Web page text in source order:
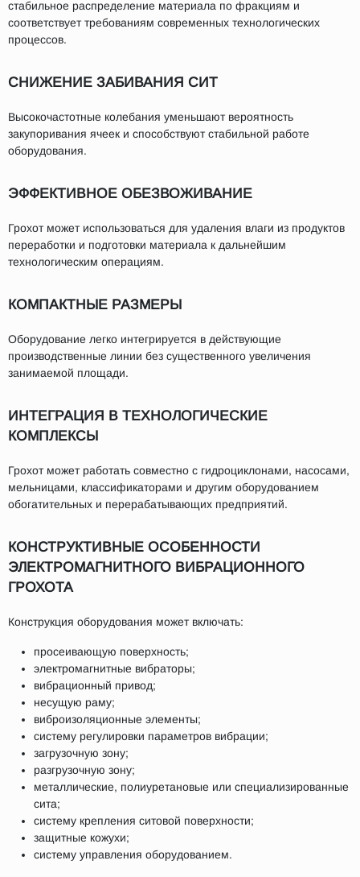
стабильное распределение материала по фракциям и
соответствует требованиям современных технологических
процессов.
СНИЖЕНИЕ ЗАБИВАНИЯ СИТ
Высокочастотные колебания уменьшают вероятность
закупоривания ячеек и способствуют стабильной работе
оборудования.
ЭФФЕКТИВНОЕ ОБЕЗВОЖИВАНИЕ
Грохот может использоваться для удаления влаги из продуктов
переработки и подготовки материала к дальнейшим
технологическим операциям.
КОМПАКТНЫЕ РАЗМЕРЫ
Оборудование легко интегрируется в действующие
производственные линии без существенного увеличения
занимаемой площади.
ИНТЕГРАЦИЯ В ТЕХНОЛОГИЧЕСКИЕ
КОМПЛЕКСЫ
Грохот может работать совместно с гидроциклонами, насосами,
мельницами, классификаторами и другим оборудованием
обогатительных и перерабатывающих предприятий.
КОНСТРУКТИВНЫЕ ОСОБЕННОСТИ
ЭЛЕКТРОМАГНИТНОГО ВИБРАЦИОННОГО
ГРОХОТА
Конструкция оборудования может включать:
просеивающую поверхность;
электромагнитные вибраторы;
вибрационный привод;
несущую раму;
виброизоляционные элементы;
систему регулировки параметров вибрации;
загрузочную зону;
разгрузочную зону;
металлические, полиуретановые или специализированные
сита;
систему крепления ситовой поверхности;
защитные кожухи;
систему управления оборудованием.